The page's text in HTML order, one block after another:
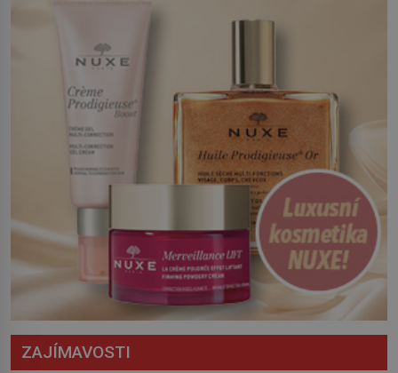
opatření, která mají posílit obranu jeho
království. Zajistit hodlá především
ZAJÍMAVOSTI